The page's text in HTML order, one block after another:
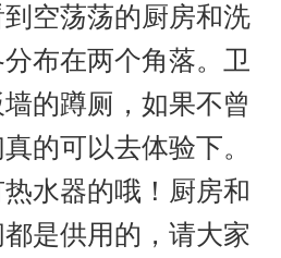
空荡荡的厨房和洗
布在两个角落。卫
的蹲厕，如果不曾
的可以去体验下。
水器的哦！厨房和
是供用的，请大家